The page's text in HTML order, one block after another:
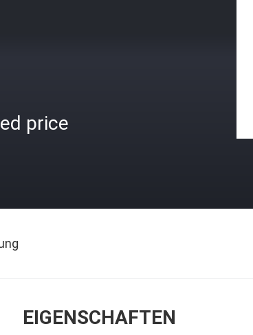
price
EIGENSCHAFTEN